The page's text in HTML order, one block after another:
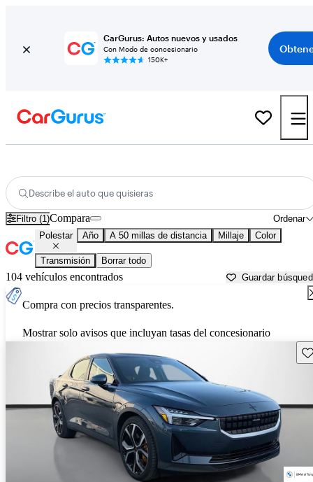
CarGurus: Autos nuevos y usados
Con Modo de concesionario
150K+
Describe el auto que quisieras
Filtro (1) Ordenar
Compara
Polestar Año A 50 millas de distancia Millaje Color
Transmisión Borrar todo
104 vehículos encontrados Guardar
Compra con precios transparentes.
Mostrar solo avisos que incluyan tasas del concesionario